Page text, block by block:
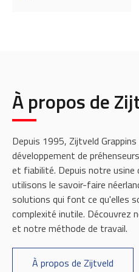
À propos de
Depuis 1995, Zijtveld
développement de
et fiabilité. Depuis notre usine
utilisons le savoir-faire
solutions qui font ce qu'elles
complexité inutile. Découvrez
et notre méthode de travail.
À propos de Zijtveld